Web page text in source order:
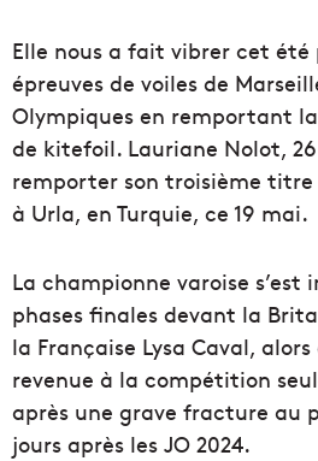
Elle nous a fait vibrer cet été
épreuves de voiles de
Olympiques en remportant
de kitefoil. Lauriane Nolot,
remporter son troisième
à Urla, en Turquie, ce 19 mai.
La championne varoise s’est
phases finales devant la
la Française Lysa Caval,
revenue à la compétition
après une grave fracture au
jours après les JO 2024.